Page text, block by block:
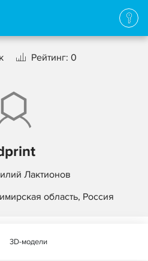
Рейтинг: 0
Лактионов
область, Россия
3D-модели